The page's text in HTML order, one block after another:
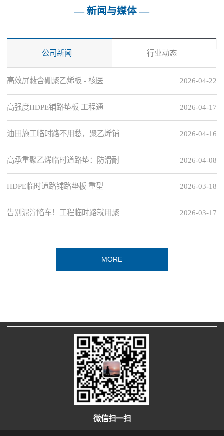
— 新闻与媒体 —
公司新闻 行业动态
2026-04-22
高效屏蔽含硼聚乙烯板 - 核医
2026-04-17
高强度HDPE铺路垫板 工程通
2026-04-16
油田施工临时路不用愁，聚乙烯铺
2026-04-08
高承重聚乙烯临时道路垫：防滑耐
2026-03-18
HDPE临时道路铺路垫板 重型
2026-03-17
告别泥泞陷车！工程临时路就用聚
MORE
微信扫一扫